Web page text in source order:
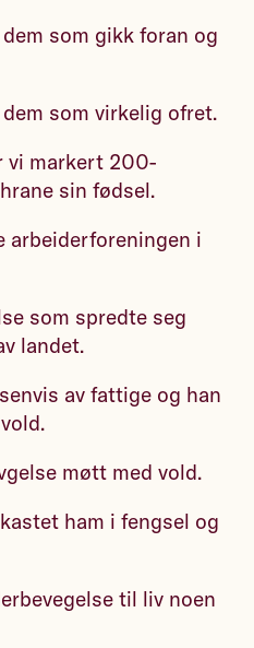
som gikk foran og
som virkelig ofret.
vi markert 200-
sin fødsel.
arbeiderforeningen i
som spredte seg
landet.
av fattige og han
møtt med vold.
ham i fengsel og
til liv noen